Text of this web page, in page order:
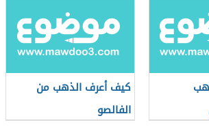
كيف أعرف الذهب من
الفالصو